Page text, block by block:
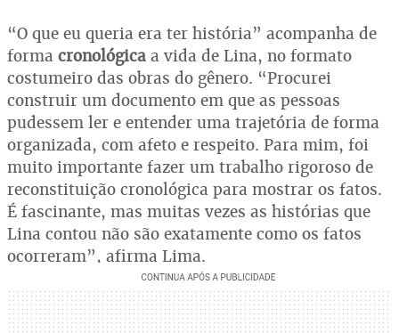
“O que eu queria era ter história” acompanha de
forma cronológica a vida de Lina, no formato
costumeiro das obras do gênero. “Procurei
construir um documento em que as pessoas
pudessem ler e entender uma trajetória de forma
organizada, com afeto e respeito. Para mim, foi
muito importante fazer um trabalho rigoroso de
reconstituição cronológica para mostrar os fatos.
É fascinante, mas muitas vezes as histórias que
Lina contou não são exatamente como os fatos
ocorreram”, afirma Lima.